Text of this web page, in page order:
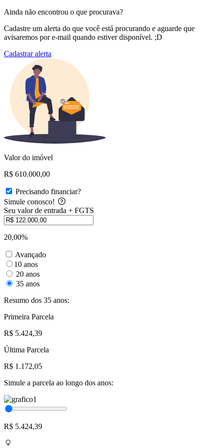
Ainda não encontrou o que procurava?
Cadastre um alerta do que você está procurando e aguarde que
avisaremos por e-mail quando estiver disponível. ;D
Cadastrar alerta
Valor do imóvel
R$ 610.000,00
Precisando financiar?
Simule conosco!
Seu valor de entrada + FGTS
20,00%
Avançado
10 anos
20 anos
35 anos
Resumo dos 35 anos:
Primeira Parcela
R$ 5.424,39
Última Parcela
R$ 1.172,05
Simule a parcela ao longo dos anos:
R$ 5.424,39